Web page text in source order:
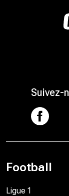
Suivez-
Football
Ligue 1